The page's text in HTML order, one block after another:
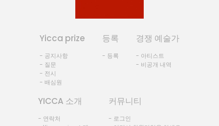
Yicca prize
- 공지사항
- 질문
- 전시
- 배심원
등록
- 등록
경쟁 예술가
- 아티스트
- 비공개 내역
YICCA 소개
- 연락처
커뮤니티
- 로그인